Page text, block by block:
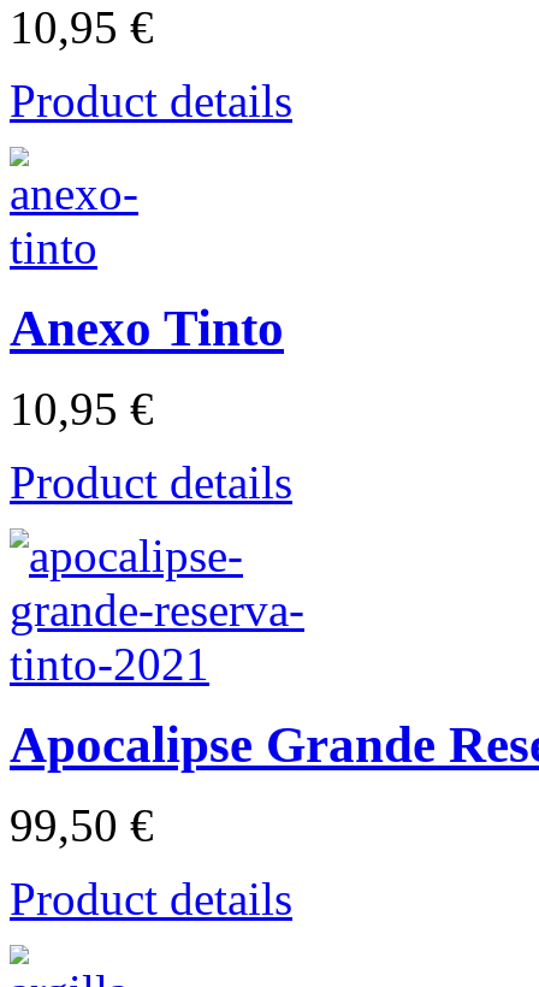
10,95 €
Product details
Anexo Tinto
10,95 €
Product details
Apocalipse Grande
99,50 €
Product details